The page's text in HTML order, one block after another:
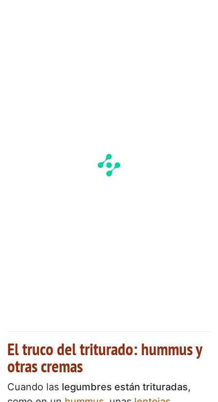
El truco del triturado: hummus y
otras cremas
Cuando las legumbres están trituradas,